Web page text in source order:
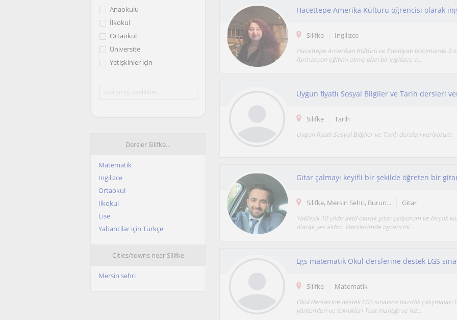
Anaokulu
İlkokul
Ortaokul
Üniversite
Yetişkinler için
Dersler Silifke…
Matematik
Ingilizce
Ortaokul
Ilkokul
Lise
Yabancilar için Türkçe
Cities/towns near Silifke
Mersin sehri
Hacettepe Amerika Kültürü öğrencisi olarak
Silifke Ingilizce
Hacettepe Amerikan Kültürü ve Edebiyatı bölümünde
formasyon eğitimi almış olan bir ingilizce ö...
Uygun fiyatlı Sosyal Bilgiler ve Tarih dersleri
Silifke Tarih
Uygun fiyatlı Sosyal Bilgiler ve Tarih dersleri veriyorum.
Silifke, Mersin Sehri, Burun... Gitar
Yaklasik 10 yildir aktif olarak gitar çaliyorum ve birçok
olarak yer aldim. Derslerimde ögrencini...
Silifke Matematik
Okul derslerine destek LGS sınavına hazırlık çalışmaları
yöntemleri ve teknikleri Test mantığı ve hız...